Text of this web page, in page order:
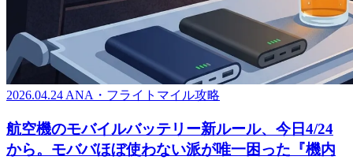
2026.04.24 ANA・フライトマイル攻略
航空機のモバイルバッテリー新ルール、今日4/24
から。モババほぼ使わない派が唯一困った『機内